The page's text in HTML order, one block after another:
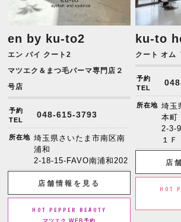
en by ku-to2
エン バイ クート2
マツエク＆まつ毛パーマ専門店２
号店
予約
TEL
048-615-3793
所在地 埼玉県さいたま市南区南
浦和
2-18-15-FAVO南浦和202
店舗情報を見る
HOT PEPPER BEAUTY
マツエク WEB予約
ku-to
クート オム
予約
TEL
所在地 埼玉
本町
2-3-
１Ｆ
店
HOT